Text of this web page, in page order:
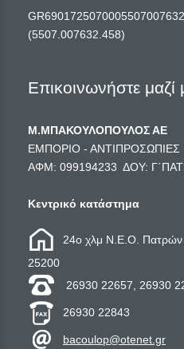
(5507.007632.458)
Επικοινωνήστε μαζί
Μ.ΜΠΑΚΟΥΛΟΠΟΥΛΟΣ ΑΕ
ΕΜΠΟΡΙΟ - ΑΝΤΙΠΡΟΣΩΠΙΕΣ
ΑΦΜ: 099194233 ΔΟΥ:
Κεντρικό κατάστημα
24ο χλμ Ν.Ε.Ο. Πατρών
25200
26930 22657, 26930
26930 22843
bacoulop@otenet.gr